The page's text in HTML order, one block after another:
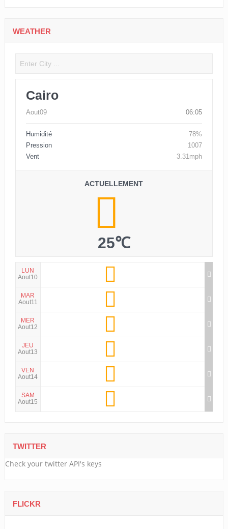
WEATHER
Cairo
Aout09 06:05
Humidité
78%
Pression
1007
Vent
3.31mph
ACTUELLEMENT
25℃
LUN
Aout10
MAR
Aout11
MER
Aout12
JEU
Aout13
VEN
Aout14
SAM
Aout15
TWITTER
Check your twitter API's keys
FLICKR